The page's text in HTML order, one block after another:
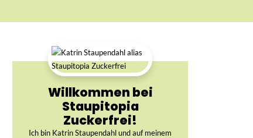
Willkommen bei
Staupitopia
Zuckerfrei!
Ich bin Katrin Staupendahl und auf meinem